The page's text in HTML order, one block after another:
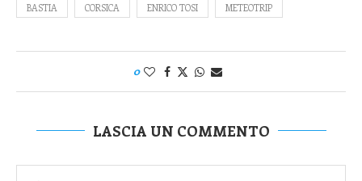
BASTIA CORSICA ENRICO TOSI METEOTRIP
0
LASCIA UN COMMENTO